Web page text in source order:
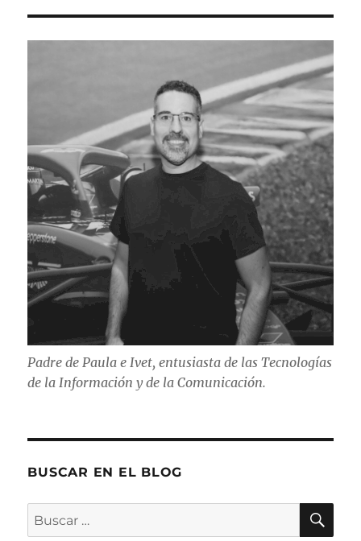
Padre de Paula e Ivet, entusiasta de las Tecnologías
de la Información y de la Comunicación.
BUSCAR EN EL BLOG
Buscar
por: